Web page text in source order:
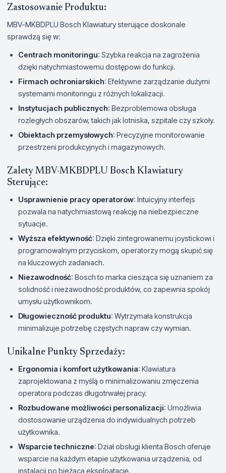
Zastosowanie Produktu:
MBV-MKBDPLU Bosch Klawiatury sterujące doskonale
sprawdzą się w:
Centrach monitoringu: Szybka reakcja na zagrożenia
dzięki natychmiastowemu dostępowi do funkcji.
Firmach ochroniarskich: Efektywne zarządzanie dużymi
systemami monitoringu z różnych lokalizacji.
Instytucjach publicznych: Bezproblemowa obsługa
rozległych obszarów, takich jak lotniska, szpitale czy szkoły.
Obiektach przemysłowych: Precyzyjne monitorowanie
przestrzeni produkcyjnych i magazynowych.
Zalety MBV-MKBDPLU Bosch Klawiatury
Sterujące:
Usprawnienie pracy operatorów: Intuicyjny interfejs
pozwala na natychmiastową reakcję na niebezpieczne
sytuacje.
Wyższa efektywność: Dzięki zintegrowanemu joystickowi i
programowalnym przyciskom, operatorzy mogą skupić się
na kluczowych zadaniach.
Niezawodność: Bosch to marka ciesząca się uznaniem za
solidność i niezawodność produktów, co zapewnia spokój
umysłu użytkownikom.
Długowieczność produktu: Wytrzymała konstrukcja
minimalizuje potrzebę częstych napraw czy wymian.
Unikalne Punkty Sprzedaży:
Ergonomia i komfort użytkowania: Klawiatura
zaprojektowana z myślą o minimalizowaniu zmęczenia
operatora podczas długotrwałej pracy.
Rozbudowane możliwości personalizacji: Umożliwia
dostosowanie urządzenia do indywidualnych potrzeb
użytkownika.
Wsparcie techniczne: Dział obsługi klienta Bosch oferuje
wsparcie na każdym etapie użytkowania urządzenia, od
instalacji po bieżącą eksploatację.